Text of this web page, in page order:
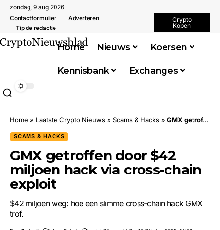
zondag, 9 aug 2026
Contactformulier
Adverteren
Tip de redactie
Crypto
Kopen
Home Nieuws Koersen
Kennisbank Exchanges
Home » Laatste Crypto Nieuws » Scams & Hacks » GMX getroffen door $42 miljoen hack via cross-chain exploit
SCAMS & HACKS
GMX getroffen door $42
miljoen hack via cross-chain
exploit
$42 miljoen weg: hoe een slimme cross-chain hack GMX
trof.